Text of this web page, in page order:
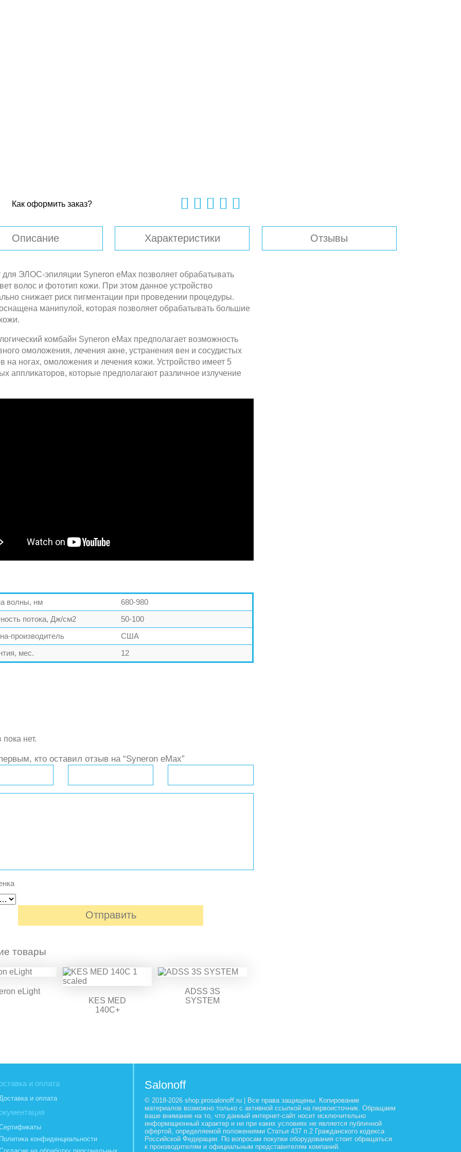
Как оформить заказ?
of
5
Описание Характеристики Отзывы
для ЭЛОС-эпиляции Syneron eMax позволяет обрабатывать
волос и фототип кожи. При этом данное устройство
снижает риск пигментации при проведении процедуры.
манипулой, которая позволяет обрабатывать большие
комбайн Syneron eMax предполагает возможность
омоложения, лечения акне, устранения вен и сосудистых
на ногах, омоложения и лечения кожи. Устройство имеет 5
аппликаторов, которые предполагают различное излучение
волны, нм
680-980
потока, Дж/см2
50-100
производитель
США
мес.
12
нет.
кто оставил отзыв на “Syneron eMax”
товары
eLight
KES MED
140C+
ADSS 3S
SYSTEM
и оплата
Доставка и оплата
Политика конфиденциальности
Salonoff
© 2018-2026 shop.prosalonoff.ru | Все права защищены. Копирование
материалов возможно только с активной ссылкой на первоисточник. Обращаем
ваше внимание на то, что данный интернет-сайт носит исключительно
информационный характер и ни при каких условиях не является публичной
офертой, определяемой положениями Статьи 437 п.2 Гражданского кодекса
Российской Федерации. По вопросам покупки оборудования стоит обращаться
к производителям и официальным представителям компаний.